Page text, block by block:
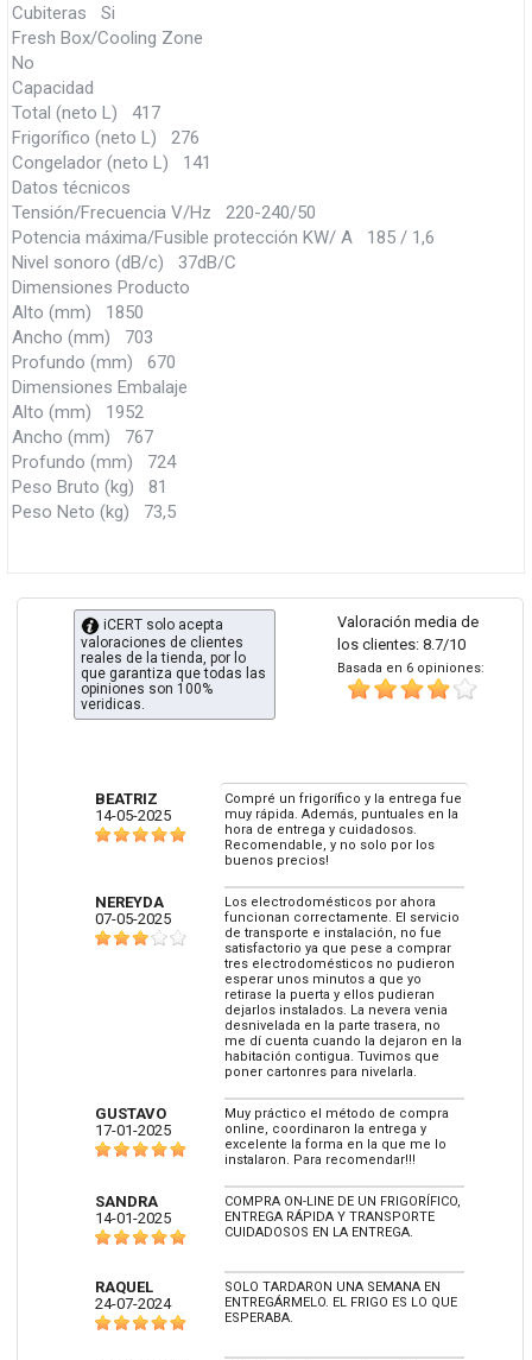
Cubiteras Si
Fresh Box/Cooling Zone
No
Capacidad
Total (neto L) 417
Frigorífico (neto L) 276
Congelador (neto L) 141
Datos técnicos
Tensión/Frecuencia V/Hz 220-240/50
Potencia máxima/Fusible protección KW/ A 185 / 1,6
Nivel sonoro (dB/c) 37dB/C
Dimensiones Producto
Alto (mm) 1850
Ancho (mm) 703
Profundo (mm) 670
Dimensiones Embalaje
Alto (mm) 1952
Ancho (mm) 767
Profundo (mm) 724
Peso Bruto (kg) 81
Peso Neto (kg) 73,5
Valoración media de
los clientes: 8.7/10
Basada en 6 opiniones:
iCERT solo acepta
valoraciones de clientes
reales de la tienda, por lo
que garantiza que todas las
opiniones son 100%
veridicas.
BEATRIZ
14-05-2025
Compré un frigorífico y la entrega fue
muy rápida. Además, puntuales en la
hora de entrega y cuidadosos.
Recomendable, y no solo por los
buenos precios!
NEREYDA
07-05-2025
Los electrodomésticos por ahora
funcionan correctamente. El servicio
de transporte e instalación, no fue
satisfactorio ya que pese a comprar
tres electrodomésticos no pudieron
esperar unos minutos a que yo
retirase la puerta y ellos pudieran
dejarlos instalados. La nevera venia
desnivelada en la parte trasera, no
me dí cuenta cuando la dejaron en la
habitación contigua. Tuvimos que
poner cartonres para nivelarla.
GUSTAVO
17-01-2025
Muy práctico el método de compra
online, coordinaron la entrega y
excelente la forma en la que me lo
instalaron. Para recomendar!!!
SANDRA
14-01-2025
COMPRA ON-LINE DE UN FRIGORÍFICO,
ENTREGA RÁPIDA Y TRANSPORTE
CUIDADOSOS EN LA ENTREGA.
RAQUEL
24-07-2024
SOLO TARDARON UNA SEMANA EN
ENTREGÁRMELO. EL FRIGO ES LO QUE
ESPERABA.